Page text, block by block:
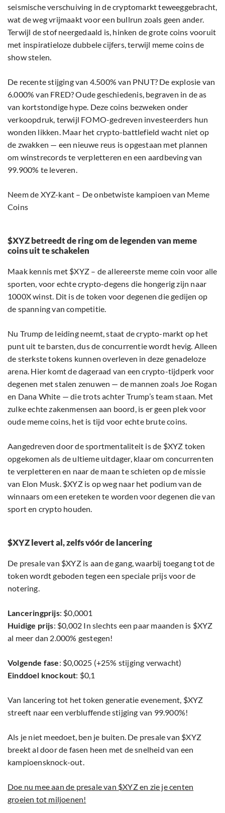
seismische verschuiving in de cryptomarkt teweeggebracht,
wat de weg vrijmaakt voor een bullrun zoals geen ander.
Terwijl de stof neergedaald is, hinken de grote coins vooruit
met inspiratieloze dubbele cijfers, terwijl meme coins de
show stelen.
De recente stijging van 4.500% van PNUT? De explosie van
6.000% van FRED? Oude geschiedenis, begraven in de as
van kortstondige hype. Deze coins bezweken onder
verkoopdruk, terwijl FOMO-gedreven investeerders hun
wonden likken. Maar het crypto-battlefield wacht niet op
de zwakken — een nieuwe reus is opgestaan met plannen
om winstrecords te verpletteren en een aardbeving van
99.900% te leveren.
Neem de XYZ-kant – De onbetwiste kampioen van Meme
Coins
$XYZ betreedt de ring om de legenden van meme
coins uit te schakelen
Maak kennis met $XYZ – de allereerste meme coin voor alle
sporten, voor echte crypto-degens die hongerig zijn naar
1000X winst. Dit is de token voor degenen die gedijen op
de spanning van competitie.
Nu Trump de leiding neemt, staat de crypto-markt op het
punt uit te barsten, dus de concurrentie wordt hevig. Alleen
de sterkste tokens kunnen overleven in deze genadeloze
arena. Hier komt de dageraad van een crypto-tijdperk voor
degenen met stalen zenuwen — de mannen zoals Joe Rogan
en Dana White — die trots achter Trump’s team staan. Met
zulke echte zakenmensen aan boord, is er geen plek voor
oude meme coins, het is tijd voor echte brute coins.
Aangedreven door de sportmentaliteit is de $XYZ token
opgekomen als de ultieme uitdager, klaar om concurrenten
te verpletteren en naar de maan te schieten op de missie
van Elon Musk. $XYZ is op weg naar het podium van de
winnaars om een ereteken te worden voor degenen die van
sport en crypto houden.
$XYZ levert al, zelfs vóór de lancering
De presale van $XYZ is aan de gang, waarbij toegang tot de
token wordt geboden tegen een speciale prijs voor de
notering.
Lanceringprijs: $0,0001
Huidige prijs: $0,002 In slechts een paar maanden is $XYZ
al meer dan 2.000% gestegen!
Volgende fase: $0,0025 (+25% stijging verwacht)
Einddoel knockout: $0,1
Van lancering tot het token generatie evenement, $XYZ
streeft naar een verbluffende stijging van 99.900%!
Als je niet meedoet, ben je buiten. De presale van $XYZ
breekt al door de fasen heen met de snelheid van een
kampioensknock-out.
Doe nu mee aan de presale van $XYZ en zie je centen
groeien tot miljoenen!